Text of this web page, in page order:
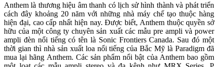
Anthem là thương hiệu âm thanh có lịch sử hình thành và phát triển
cách đây khoảng 20 năm với những nhà máy chế tạo thuộc hàng
hiện đại, cao cấp nhất hiện nay. Được biết, Anthem thuộc quyền sở
hữu của một công ty chuyên sản xuất các mẫu pre ampli và power
ampli đèn nổi tiếng có tên là Sonic Frontiers Canada. Sau đó một
thời gian thì nhà sản xuất loa nổi tiếng của Bắc Mỹ là Paradigm đã
mua lại hãng Anthem. Các sản phẩm nổi bật của Anthem bao gồm